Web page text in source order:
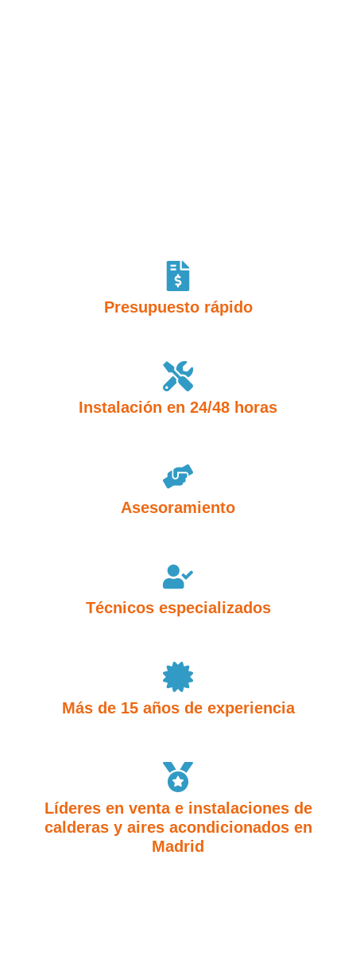
Presupuesto rápido
Instalación en 24/48 horas
Asesoramiento
Técnicos especializados
Más de 15 años de experiencia
Líderes en venta e instalaciones de
calderas y aires acondicionados en
Madrid